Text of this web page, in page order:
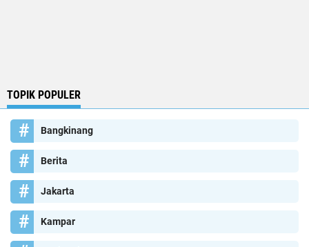
TOPIK POPULER
Bangkinang
Berita
Jakarta
Kampar